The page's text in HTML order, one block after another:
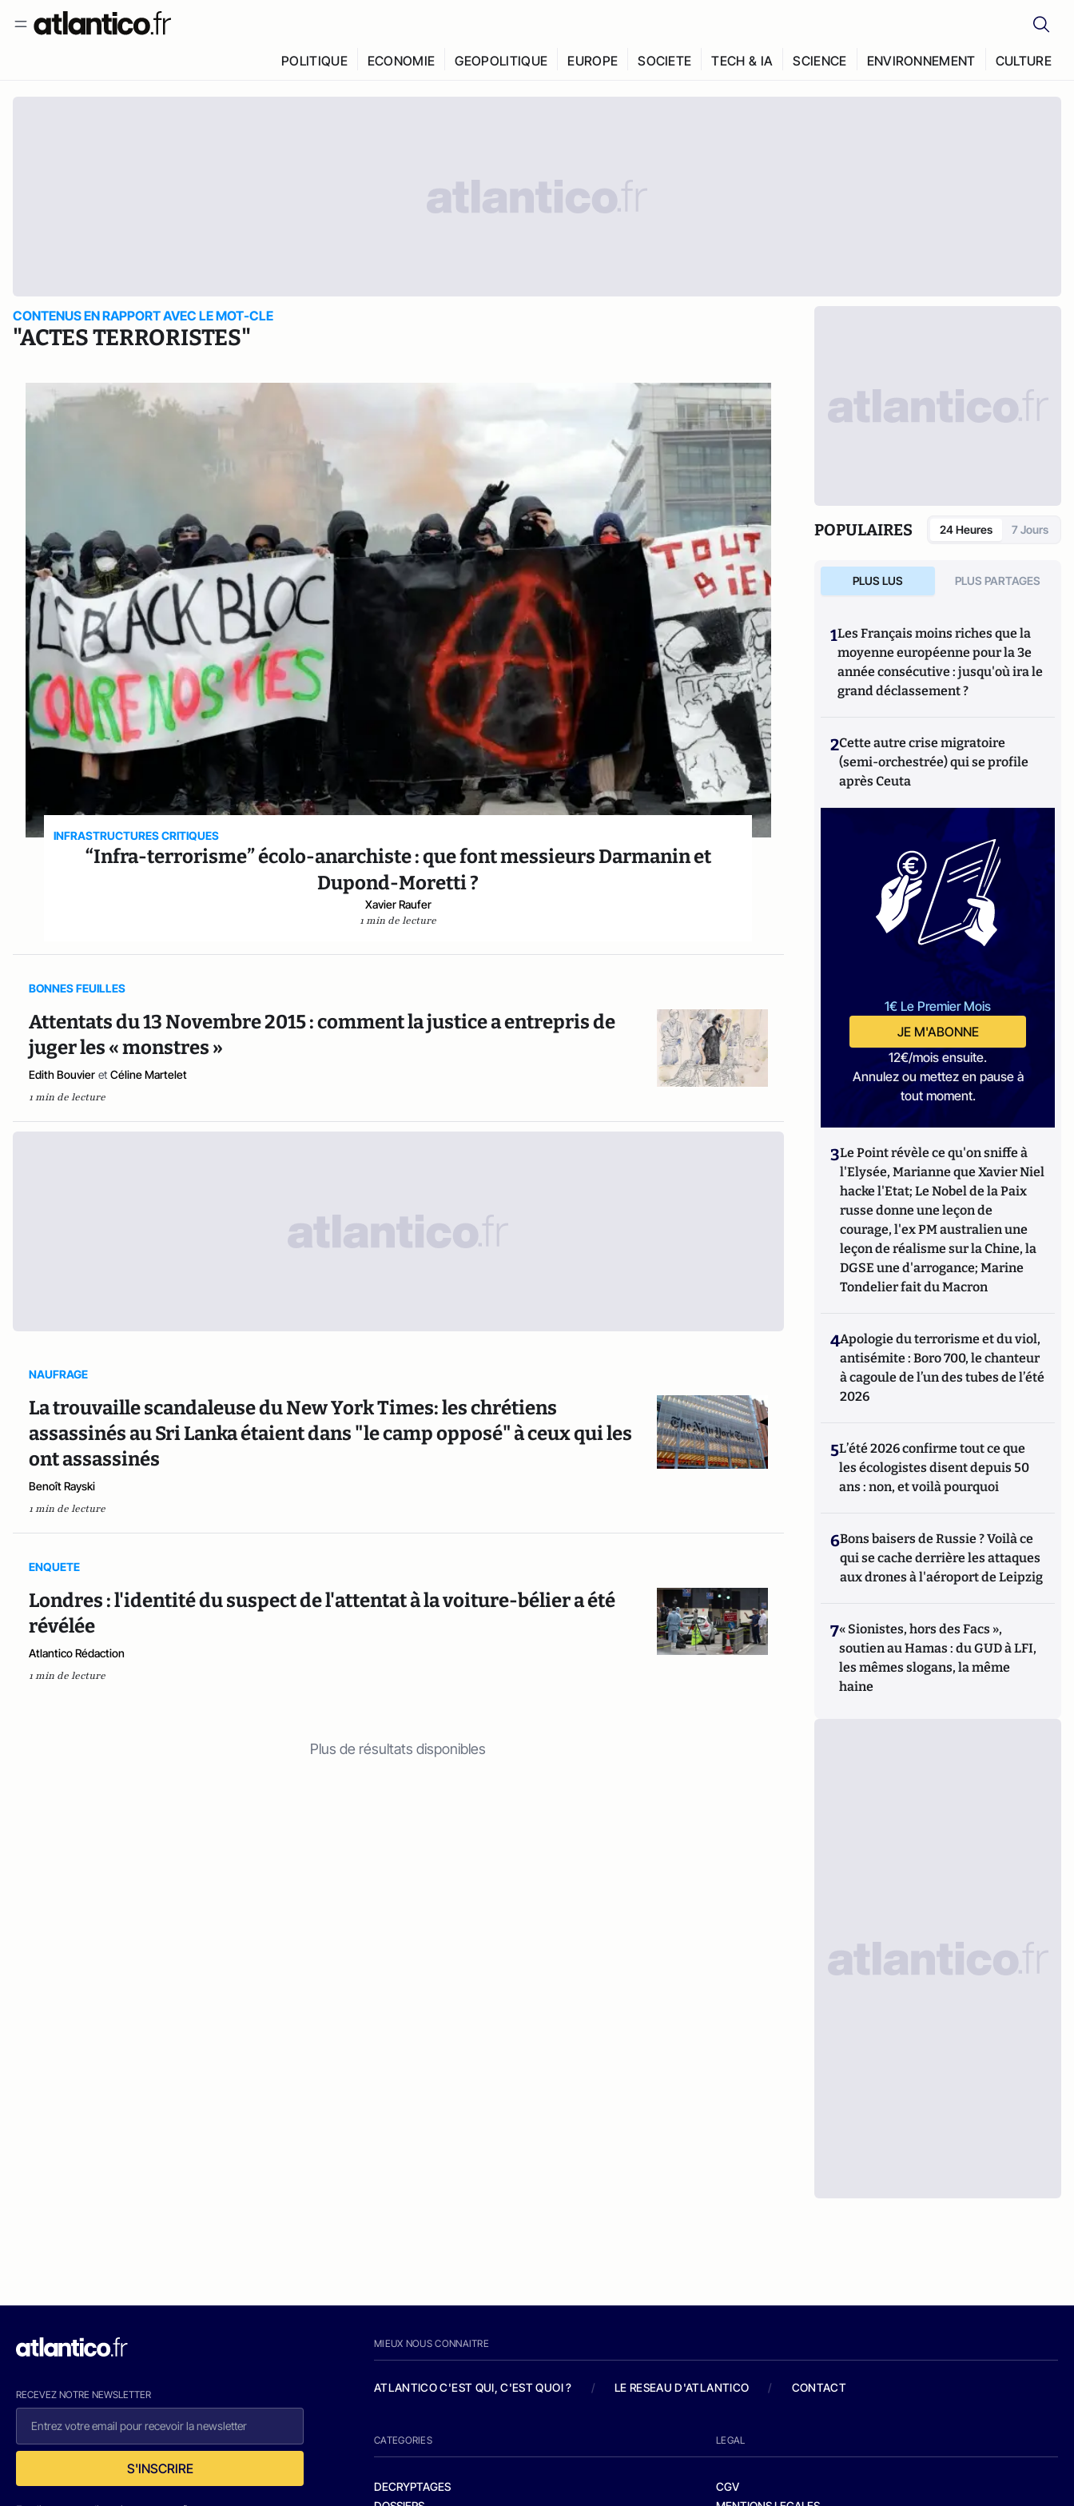
POLITIQUE ECONOMIE GEOPOLITIQUE EUROPE SOCIETE TECH & IA SCIENCE ENVIRONNEMENT CULTURE
CONTENUS EN RAPPORT AVEC LE MOT-CLE
"ACTES TERRORISTES"
INFRASTRUCTURES CRITIQUES
“Infra-terrorisme” écolo-anarchiste : que font messieurs Darmanin et
Dupond-Moretti ?
Xavier Raufer
1 min de lecture
BONNES FEUILLES
Attentats du 13 Novembre 2015 : comment la justice a entrepris de
juger les « monstres »
Edith Bouvier et Céline Martelet
1 min de lecture
NAUFRAGE
La trouvaille scandaleuse du New York Times: les chrétiens
assassinés au Sri Lanka étaient dans "le camp opposé" à ceux qui les
ont assassinés
Benoît Rayski
1 min de lecture
ENQUETE
Londres : l'identité du suspect de l'attentat à la voiture-bélier a été
révélée
Atlantico Rédaction
1 min de lecture
Plus de résultats disponibles
POPULAIRES 24 Heures 7 Jours
PLUS LUS PLUS PARTAGES
1Les Français moins riches que la
moyenne européenne pour la 3e
année consécutive : jusqu'où ira le
grand déclassement ?
2Cette autre crise migratoire
(semi-orchestrée) qui se profile
après Ceuta
1€ Le Premier Mois
JE M'ABONNE
12€/mois ensuite.
Annulez ou mettez en pause à
tout moment.
3Le Point révèle ce qu'on sniffe à
l'Elysée, Marianne que Xavier Niel
hacke l'Etat; Le Nobel de la Paix
russe donne une leçon de
courage, l'ex PM australien une
leçon de réalisme sur la Chine, la
DGSE une d'arrogance; Marine
Tondelier fait du Macron
4Apologie du terrorisme et du viol,
antisémite : Boro 700, le chanteur
à cagoule de l’un des tubes de l’été
2026
5L’été 2026 confirme tout ce que
les écologistes disent depuis 50
ans : non, et voilà pourquoi
6Bons baisers de Russie ? Voilà ce
qui se cache derrière les attaques
aux drones à l'aéroport de Leipzig
7« Sionistes, hors des Facs »,
soutien au Hamas : du GUD à LFI,
les mêmes slogans, la même
haine
RECEVEZ NOTRE NEWSLETTER
S'INSCRIRE
MIEUX NOUS CONNAITRE
ATLANTICO C'EST QUI, C'EST QUOI ? / LE RESEAU D'ATLANTICO / CONTACT
CATEGORIES
DECRYPTAGES
LEGAL
CGV